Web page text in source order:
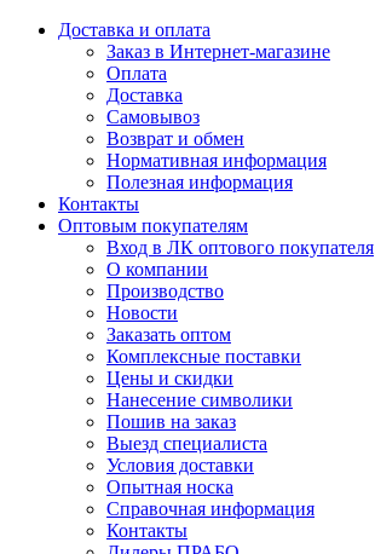
Доставка и оплата
Заказ в Интернет-магазине
Оплата
Доставка
Самовывоз
Возврат и обмен
Нормативная информация
Полезная информация
Контакты
Оптовым покупателям
Вход в ЛК оптового покупателя
О компании
Производство
Новости
Заказать оптом
Комплексные поставки
Цены и скидки
Нанесение символики
Пошив на заказ
Выезд специалиста
Условия доставки
Опытная носка
Справочная информация
Контакты